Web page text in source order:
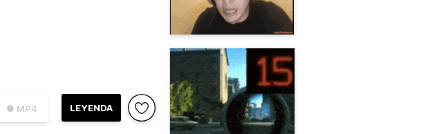
● MP4 LEYENDA